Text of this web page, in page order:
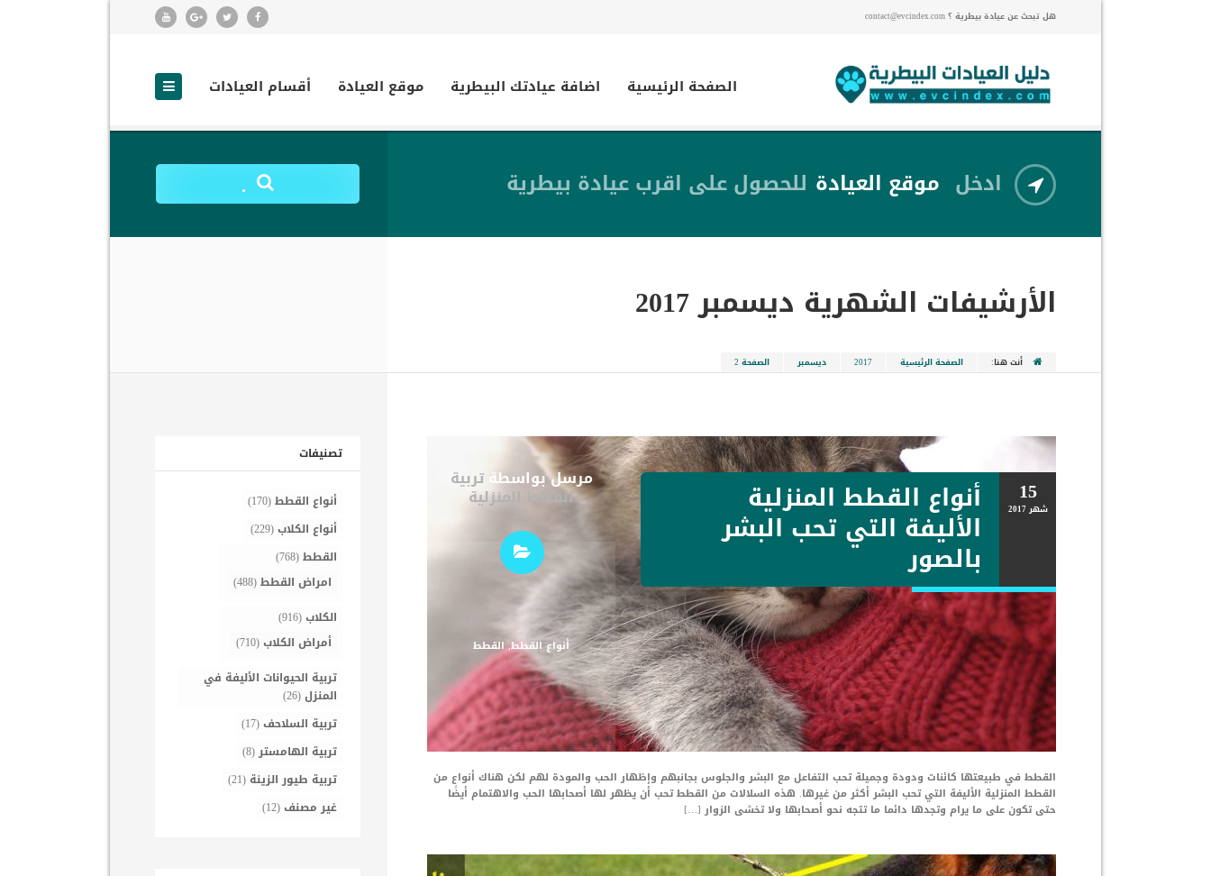
هل تبحث عن عيادة بيطرية ؟ contact@evcindex.com
الصفحة الرئيسية اضافة عيادتك البيطرية موقع العيادة أقسام العيادات
ادخل موقع العيادة للحصول على اقرب عيادة بيطرية .
الأرشيفات الشهرية ديسمبر 2017
أنت هنا: الصفحة الرئيسية 2017 ديسمبر الصفحة 2
15
شهر2017 أنواع القطط المنزلية
الأليفة التي تحب البشر
بالصور
مرسل بواسطةتربية
القطط المنزلية
أنواع القطط,القطط
القطط في طبيعتها كائنات ودودة وجميلة تحب التفاعل مع البشر والجلوس بجانبهم وإظهار الحب والمودة لهم لكن هناك أنواع من
القطط المنزلية الأليفة التي تحب البشر أكثر من غيرها. هذه السلالات من القطط تحب أن يظهر لها أصحابها الحب والاهتمام أيضًا
حتى تكون على ما يرام وتجدها دائما ما تتجه نحو أصحابها ولا تخشى الزوار […]
تصنيفات
أنواع القطط(170)
أنواع الكلاب(229)
القطط(768)
امراض القطط(488)
الكلاب(916)
أمراض الكلاب(710)
تربية الحيوانات الأليفة في
المنزل(26)
تربية السلاحف(17)
تربية الهامستر(8)
تربية طيور الزينة (21)
غير مصنف(12)